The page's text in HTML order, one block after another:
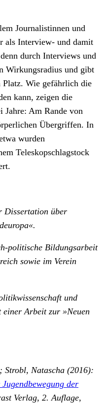
Journalistinnen und
als Interview- und damit
durch Interviews und
Wirkungsradius und gibt
Platz. Wie gefährlich die
kann, zeigen die
Jahre: Am Rande von
Übergriffen. In
wurden
Teleskopschlagstock
Dissertation über
politische Bildungsarbeit
sowie im Verein
und
Arbeit zur »Neuen
Natascha (2016):
der
Verlag, 2. Auflage,